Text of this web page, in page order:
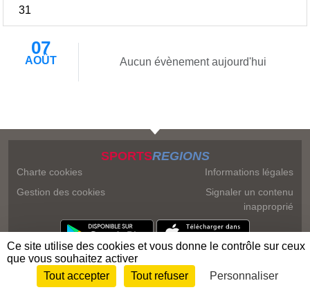
31
07
AOÛT Aucun évènement aujourd'hui
SPORTSREGIONS
Charte cookies
Gestion des cookies
Informations légales
Signaler un contenu
inapproprié
Envie de participer ? Connexion
Ce site utilise des cookies et vous donne le contrôle sur ceux
que vous souhaitez activer
Tout accepter
Tout refuser Personnaliser